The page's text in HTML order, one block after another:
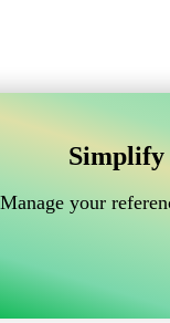
Simplify
Manage your